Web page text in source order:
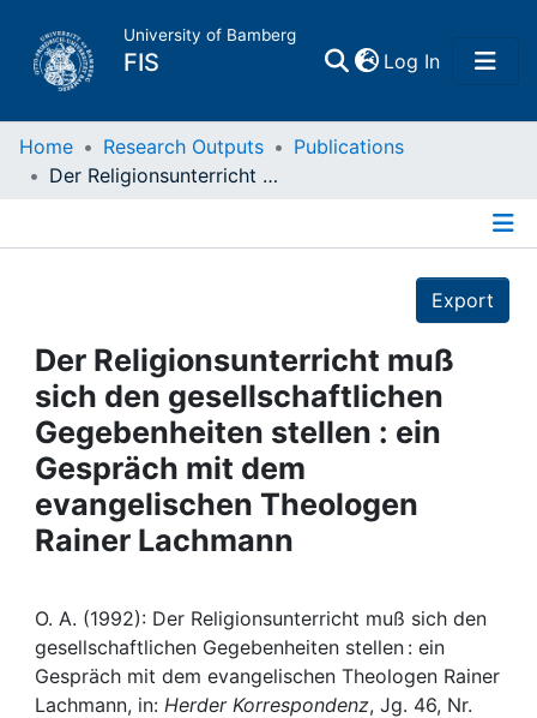
University of Bamberg
FIS Log In(current)
Home
Projects
People
Institutions
Awards
My FIS
Help
Home Research Outputs
Publications
Der Religionsunterricht muß sich den gesellschaftlichen Gegebenheiten stellen : ein Gespräch mit dem evangelischen Theologen Rainer Lachmann
Export
Der Religionsunterricht muß
sich den gesellschaftlichen
Gegebenheiten stellen : ein
Gespräch mit dem
evangelischen Theologen
Rainer Lachmann
O. A. (1992): Der Religionsunterricht muß sich den
gesellschaftlichen Gegebenheiten stellen : ein
Gespräch mit dem evangelischen Theologen Rainer
Lachmann, in: Herder Korrespondenz, Jg. 46, Nr.